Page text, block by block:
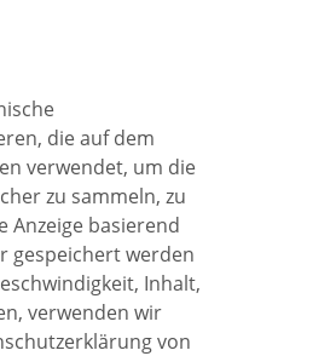
die auf dem
verwendet, um die
zu sammeln, zu
Anzeige basierend
gespeichert werden
Inhalt,
verwenden wir
von